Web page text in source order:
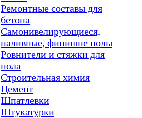
Ремонтные составы для
бетона
Самонивелирующиеся,
наливные, финишне полы
Ровнители и стяжки для
пола
Строительная химия
Цемент
Шпатлевки
Штукатурки